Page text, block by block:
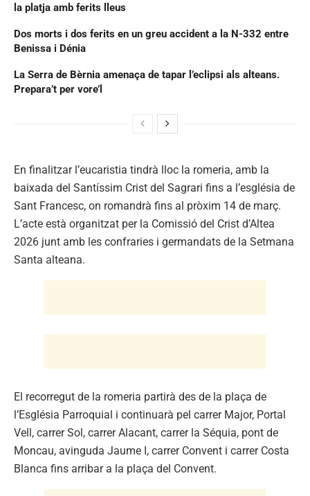
la platja amb ferits lleus
Dos morts i dos ferits en un greu accident a la N-332 entre
Benissa i Dénia
La Serra de Bèrnia amenaça de tapar l’eclipsi als alteans.
Prepara’t per vore’l
En finalitzar l’eucaristia tindrà lloc la romeria, amb la
baixada del Santíssim Crist del Sagrari fins a l’església de
Sant Francesc, on romandrà fins al pròxim 14 de març.
L’acte està organitzat per la Comissió del Crist d’Altea
2026 junt amb les confraries i germandats de la Setmana
Santa alteana.
El recorregut de la romeria partirà des de la plaça de
l’Església Parroquial i continuarà pel carrer Major, Portal
Vell, carrer Sol, carrer Alacant, carrer la Séquia, pont de
Moncau, avinguda Jaume I, carrer Convent i carrer Costa
Blanca fins arribar a la plaça del Convent.